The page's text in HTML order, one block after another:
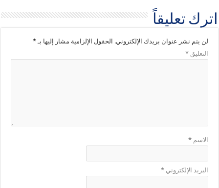
اترك تعليقاً
لن يتم نشر عنوان بريدك الإلكتروني. الحقول الإلزامية مشار إليها بـ*
التعليق*
الاسم*
البريد الإلكتروني*